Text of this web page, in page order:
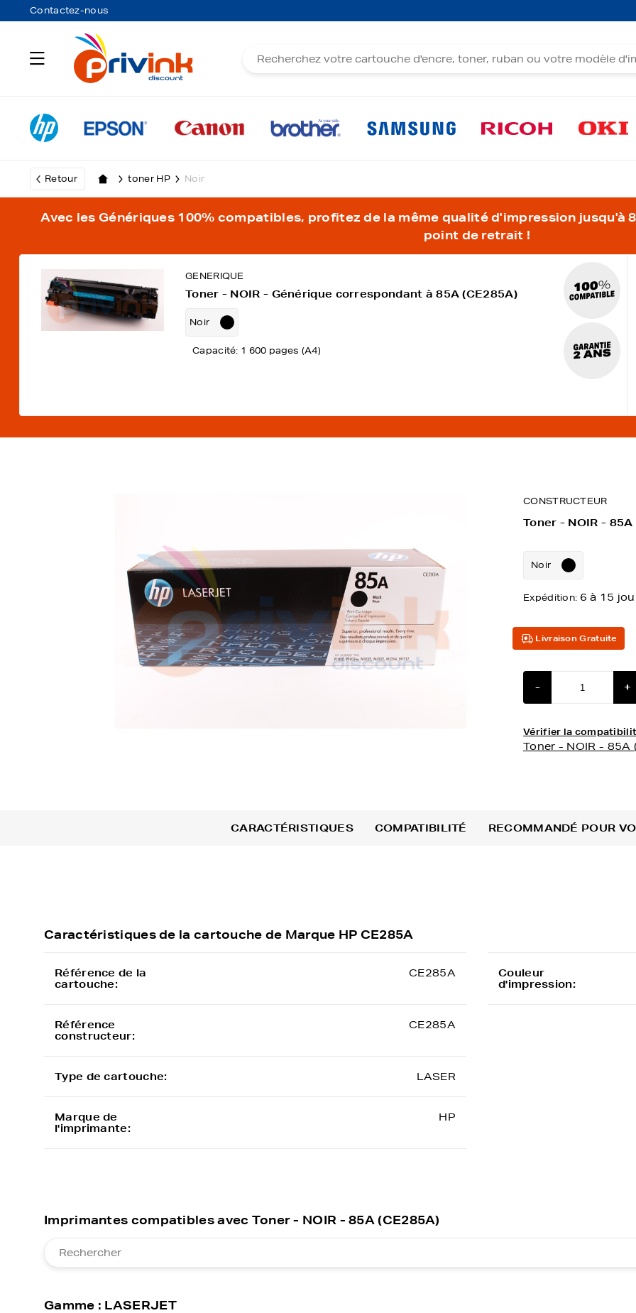
Contactez-nous
Retour toner HP Noir
Avec les Génériques 100% compatibles, profitez de la même qualité d'impression jusqu'à
point de retrait !
GENERIQUE
Toner - NOIR - Générique correspondant à 85A (CE285A)
Noir
Capacité: 1 600 pages (A4)
CONSTRUCTEUR
Toner - NOIR - 85A
Noir
Expédition: 6 à 15
Livraison Gratuite
- +
Vérifier la
Toner - NOIR - 85A
CARACTÉRISTIQUES COMPATIBILITÉ RECOMMANDÉ POUR
Caractéristiques de la cartouche de Marque HP CE285A
Référence de la
cartouche:
CE285A
Référence
constructeur:
CE285A
Type de cartouche: LASER
Marque de
l'imprimante:
HP
Couleur
d'impression:
Imprimantes compatibles avec Toner - NOIR - 85A (CE285A)
Gamme : LASERJET